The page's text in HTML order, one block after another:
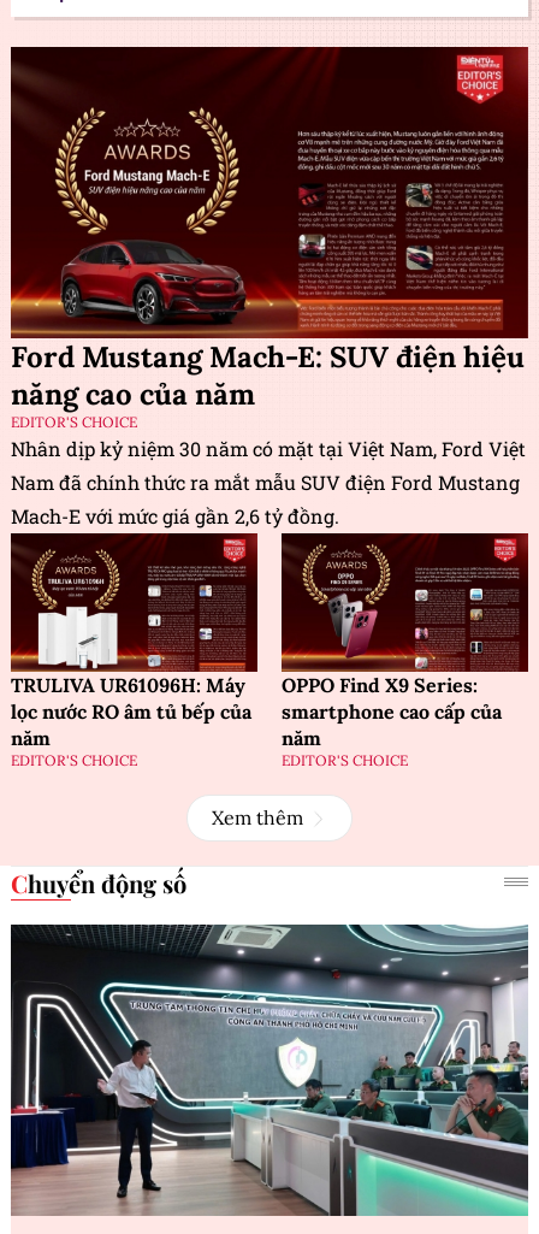
Ford Mustang Mach-E: SUV điện hiệu
năng cao của năm
EDITOR'S CHOICE
Nhân dịp kỷ niệm 30 năm có mặt tại Việt Nam, Ford Việt
Nam đã chính thức ra mắt mẫu SUV điện Ford Mustang
Mach-E với mức giá gần 2,6 tỷ đồng.
TRULIVA UR61096H: Máy
lọc nước RO âm tủ bếp của
năm
EDITOR'S CHOICE
OPPO Find X9 Series:
smartphone cao cấp của
năm
EDITOR'S CHOICE
Xem thêm
Chuyển động số